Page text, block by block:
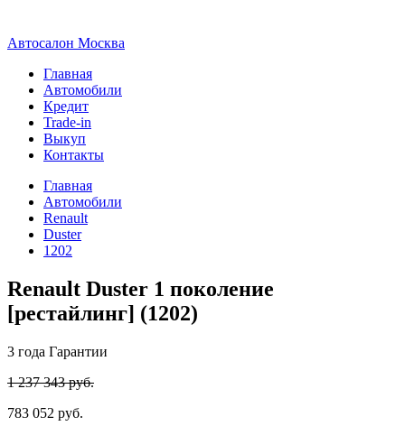
Автосалон Москва
Главная
Автомобили
Кредит
Trade-in
Выкуп
Контакты
Главная
Автомобили
Renault
Duster
1202
Renault Duster 1 поколение
[рестайлинг] (1202)
3 года Гарантии
1 237 343 руб.
783 052 руб.